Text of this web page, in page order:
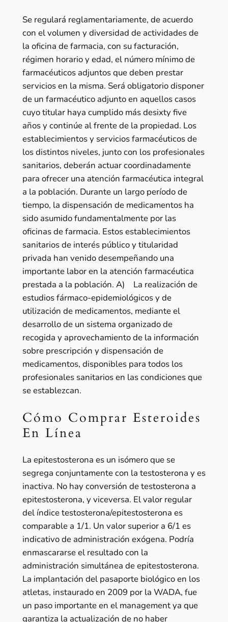
Se regulará reglamentariamente, de acuerdo
con el volumen y diversidad de actividades de
la oficina de farmacia, con su facturación,
régimen horario y edad, el número mínimo de
farmacéuticos adjuntos que deben prestar
servicios en la misma. Será obligatorio disponer
de un farmacéutico adjunto en aquellos casos
cuyo titular haya cumplido más desixty five
años y continúe al frente de la propiedad. Los
establecimientos y servicios farmacéuticos de
los distintos niveles, junto con los profesionales
sanitarios, deberán actuar coordinadamente
para ofrecer una atención farmacéutica integral
a la población. Durante un largo período de
tiempo, la dispensación de medicamentos ha
sido asumido fundamentalmente por las
oficinas de farmacia. Estos establecimientos
sanitarios de interés público y titularidad
privada han venido desempeñando una
importante labor en la atención farmacéutica
prestada a la población. A) La realización de
estudios fármaco-epidemiológicos y de
utilización de medicamentos, mediante el
desarrollo de un sistema organizado de
recogida y aprovechamiento de la información
sobre prescripción y dispensación de
medicamentos, disponibles para todos los
profesionales sanitarios en las condiciones que
se establezcan.
Cómo Comprar Esteroides
En Línea
La epitestosterona es un isómero que se
segrega conjuntamente con la testosterona y es
inactiva. No hay conversión de testosterona a
epitestosterona, y viceversa. El valor regular
del índice testosterona/epitestosterona es
comparable a 1/1. Un valor superior a 6/1 es
indicativo de administración exógena. Podría
enmascararse el resultado con la
administración simultánea de epitestosterona.
La implantación del pasaporte biológico en los
atletas, instaurado en 2009 por la WADA, fue
un paso importante en el management ya que
garantiza la actualización de no haber